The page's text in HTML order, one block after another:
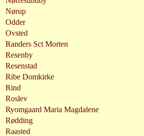
Nørup
Odder
Ovsted
Randers Sct Morten
Resenby
Resenstad
Ribe Domkirke
Rind
Roslev
Ryomgaard Maria Magdalene
Rødding
Raasted